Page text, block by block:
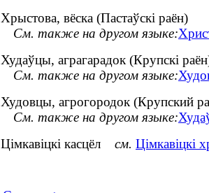
Хрыстова, вёска (Пастаўскі раён)
См. также на другом языке:
Худаўцы, аграгарадок (Крупскі
См. также на другом языке:
Худовцы, агрогородок (Крупский
См. также на другом языке:
Цімкавіцкі касцёл см. Цімкавіцкі